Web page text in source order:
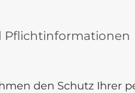
Pflichtinformationen
den Schutz Ihrer